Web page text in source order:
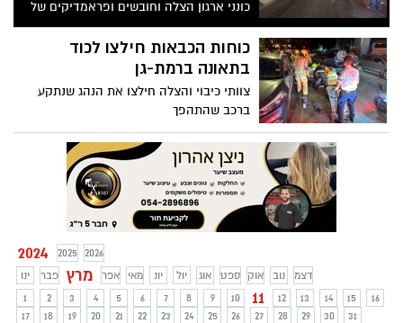
כונני ארגון הצלה וחובשים ופראמדיקים של
מד"א ביצעו החייאה בגבר כבן 50 והעניקו
סיוע רפואי לצעיר בשנות ה-20 בתאונה
בשדרות רוקח
כוחות הכבאות חילצו לכוד
בתאונה ברמת-גן
צוותי כיבוי והצלה חילצו את הנהג שנתקע
ברכב שהתהפך
2024 2025
2026
ינו
פבר מרץ אפר מאי יונ יול אוג ספט אוק נוב
דצמ
1
2 3 4 5 6 7 8 9 10 11 12 13 14 15
16
17
18 19 20 21 22 23 24 25 26 27 28 29 30 31